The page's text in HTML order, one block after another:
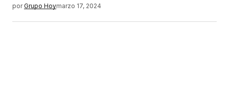
por Grupo Hoymarzo 17, 2024